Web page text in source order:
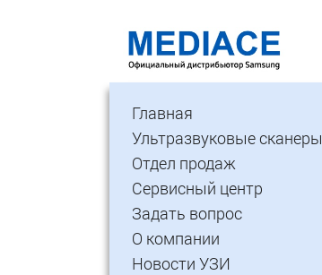
Главная
Ультразвуковые сканеры
Отдел продаж
Сервисный центр
Задать вопрос
О компании
Новости УЗИ